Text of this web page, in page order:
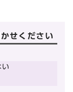
せください